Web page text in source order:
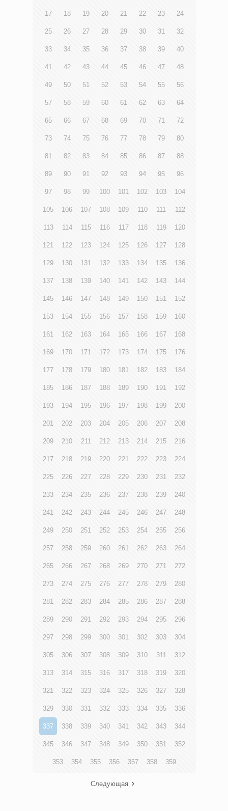
17 18 19 20 21 22 23 24
25 26 27 28 29 30 31 32
33 34 35 36 37 38 39 40
41 42 43 44 45 46 47 48
49 50 51 52 53 54 55 56
57 58 59 60 61 62 63 64
65 66 67 68 69 70 71 72
73 74 75 76 77 78 79 80
81 82 83 84 85 86 87 88
89 90 91 92 93 94 95 96
97 98 99 100 101 102 103 104
105 106 107 108 109 110 111 112
113 114 115 116 117 118 119 120
121 122 123 124 125 126 127 128
129 130 131 132 133 134 135 136
137 138 139 140 141 142 143 144
145 146 147 148 149 150 151 152
153 154 155 156 157 158 159 160
161 162 163 164 165 166 167 168
169 170 171 172 173 174 175 176
177 178 179 180 181 182 183 184
185 186 187 188 189 190 191 192
193 194 195 196 197 198 199 200
201 202 203 204 205 206 207 208
209 210 211 212 213 214 215 216
217 218 219 220 221 222 223 224
225 226 227 228 229 230 231 232
233 234 235 236 237 238 239 240
241 242 243 244 245 246 247 248
249 250 251 252 253 254 255 256
257 258 259 260 261 262 263 264
265 266 267 268 269 270 271 272
273 274 275 276 277 278 279 280
281 282 283 284 285 286 287 288
289 290 291 292 293 294 295 296
297 298 299 300 301 302 303 304
305 306 307 308 309 310 311 312
313 314 315 316 317 318 319 320
321 322 323 324 325 326 327 328
329 330 331 332 333 334 335 336
337 338 339 340 341 342 343 344
345 346 347 348 349 350 351 352
353 354 355 356 357 358 359
Следующая